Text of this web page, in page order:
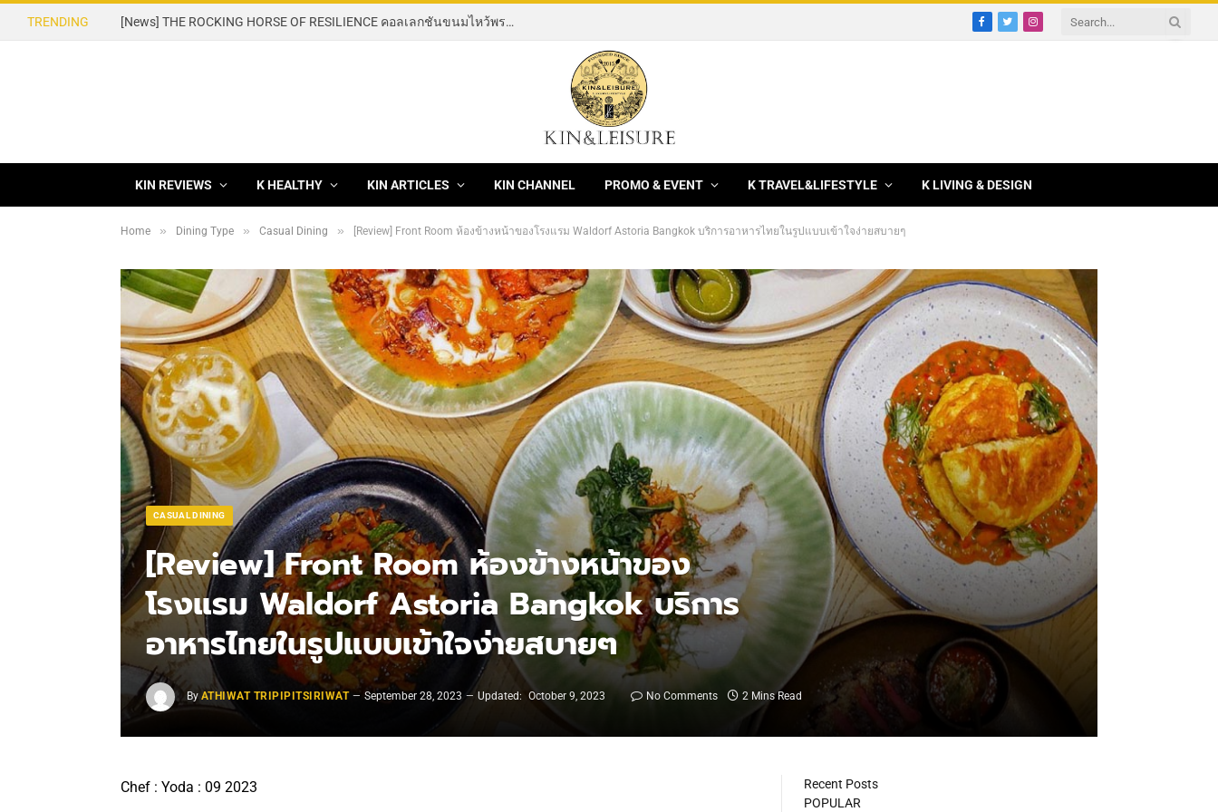
TRENDING [News] 3 ร้านอาหารจีนชั้นนำ XianYuan, Hei yin และ Hong Kong Fisherman ฉลองเทศกาลมงคลไหว้พระจันทร์ 2569 / 2026 ด้วยมูนเค้กพรีเมียม
Facebook
TwitterInstagram
KIN REVIEWS K HEALTHY KIN ARTICLES KIN CHANNEL PROMO & EVENT K TRAVEL&LIFESTYLE K LIVING & DESIGN
Home » Dining Type » Casual Dining » [Review] Front Room ห้องข้างหน้าของโรงแรม Waldorf Astoria Bangkok บริการอาหารไทยในรูปแบบเข้าใจง่ายสบายๆ
CASUAL DINING
[Review] Front Room ห้องข้างหน้าของ
โรงแรม Waldorf Astoria Bangkok บริการ
อาหารไทยในรูปแบบเข้าใจง่ายสบายๆ
By ATHIWAT TRIPIPITSIRIWAT September 28, 2023 Updated: October 9, 2023 No Comments 2 Mins Read
Chef : Yoda : 09 2023
Recent Posts
POPULAR